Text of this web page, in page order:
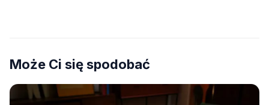
Może Ci się spodobać